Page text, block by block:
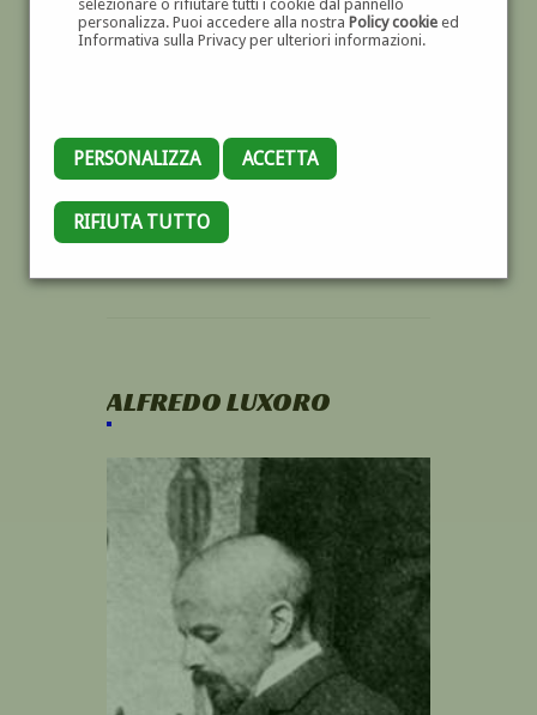
selezionare o rifiutare tutti i cookie dal pannello
personalizza. Puoi accedere alla nostra Policy cookieed
Informativa sulla Privacy per ulteriori informazioni.
PERSONALIZZA ACCETTA
RIFIUTA TUTTO
ALFREDO LUXORO